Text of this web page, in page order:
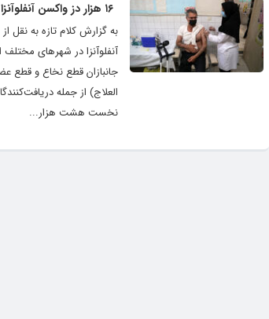
۱۶ هزار دز واکسن آنفلوآنزا برای ایثارگران خراسان رضوی تامین شد
به گزارش کلام تازه به نقل
جانبازان قطع نخاع و قطع
العلاج) از جمله
نخست هشت هزار...